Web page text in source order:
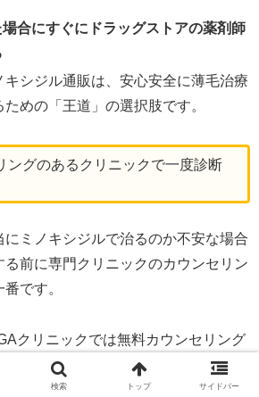
合にすぐにドラッグストアの薬剤師
キシジル通販は、安心安全に薄毛治療
めの「王道」の選択肢です。
ングのあるクリニックで一度診断
にミノキシジルで治るのか不安な場合
る前に専門クリニックのカウンセリン
です。
クリニックでは無料カウンセリング
クロスコープで頭皮の状態を無料で
す。
検索 トップ サイドバー